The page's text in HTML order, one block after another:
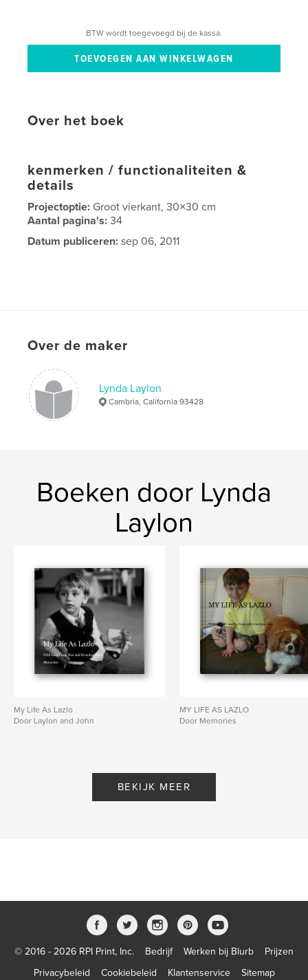
BTW wordt toegevoegd bij de kassa.
Over het boek
kenmerken / functionaliteiten &
details
Projectoptie: Groot vierkant, 30×30 cm
Aantal pagina's:34
Datum publiceren: sep 06, 2011
Over de maker
Lynda Laylon
Cambria, California 93428
Boeken door Lynda
Laylon
My Life As Lazlo
Door Laylon and John
MY LIFE AS LAZLO
Door Memories
BEKIJK MEER
© 2016 - 2026 RPI Print, Inc. Bedrijf Werken bij Blurb
Prijzen
Privacybeleid
Cookiebeleid Klantenservice Sitemap